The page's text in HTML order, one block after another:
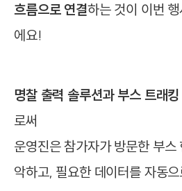
흐름으로 연결하는 것이 이번
에요!
명찰 출력 솔루션과 부스 트래
로써
운영진은 참가자가 방문한 부
악하고, 필요한 데이터를 자동